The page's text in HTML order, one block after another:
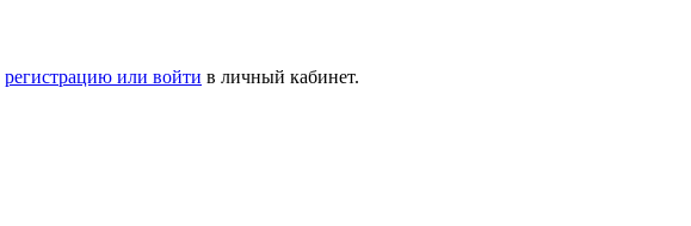
регистрацию или войти в личный кабинет.